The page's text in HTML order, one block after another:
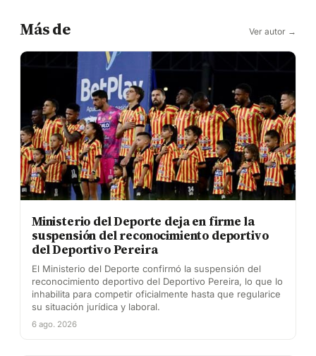
Más de Ver autor →
Ministerio del Deporte deja en firme la
suspensión del reconocimiento deportivo
del Deportivo Pereira
El Ministerio del Deporte confirmó la suspensión del
reconocimiento deportivo del Deportivo Pereira, lo que lo
inhabilita para competir oficialmente hasta que regularice
su situación jurídica y laboral.
6 ago. 2026